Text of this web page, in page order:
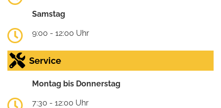
Samstag
9:00 - 12:00 Uhr
Service
Montag bis Donnerstag
7:30 - 12:00 Uhr